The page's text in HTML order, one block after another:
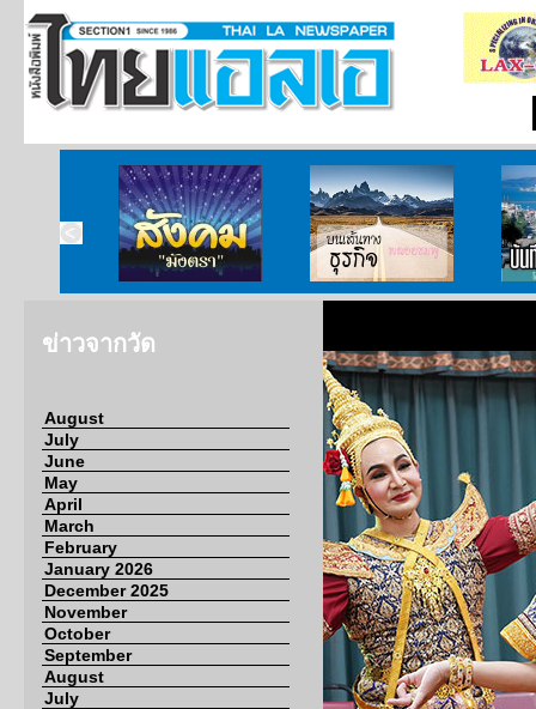
สังคมมังตรา บนเส้นทางธุรกิจ บั
ข่าวจากวัด
August
July
June
May
April
March
February
January 2026
December 2025
November
October
September
August
July